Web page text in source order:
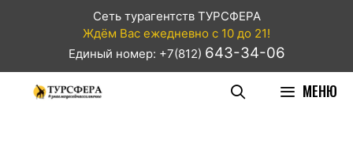
Сеть турагентств ТУРСФЕРА
Ждём Вас ежедневно с 10 до 21!
Единый номер: +7(812) 643-34-06
МЕНЮ